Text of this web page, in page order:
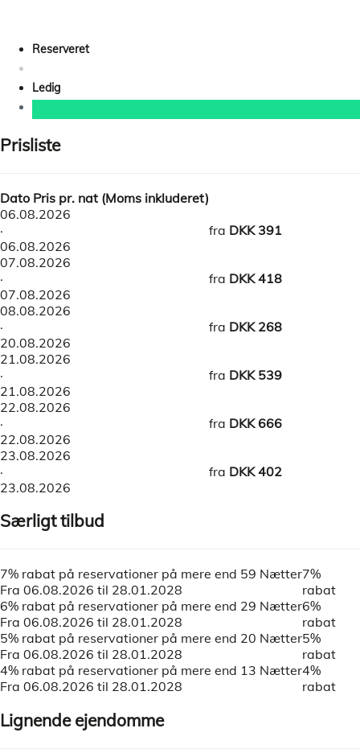
Reserveret
Ledig
Prisliste
Dato Pris pr. nat (Moms inkluderet)
06.08.2026
·
06.08.2026
fra DKK 391
07.08.2026
·
07.08.2026
fra DKK 418
08.08.2026
·
20.08.2026
fra DKK 268
21.08.2026
·
21.08.2026
fra DKK 539
22.08.2026
·
22.08.2026
fra DKK 666
23.08.2026
·
23.08.2026
fra DKK 402
Særligt tilbud
7% rabat på reservationer på mere end 59 Nætter
Fra 06.08.2026 til 28.01.2028
7%
rabat
6% rabat på reservationer på mere end 29 Nætter
Fra 06.08.2026 til 28.01.2028
6%
rabat
5% rabat på reservationer på mere end 20 Nætter
Fra 06.08.2026 til 28.01.2028
5%
rabat
4% rabat på reservationer på mere end 13 Nætter
Fra 06.08.2026 til 28.01.2028
4%
rabat
Lignende ejendomme